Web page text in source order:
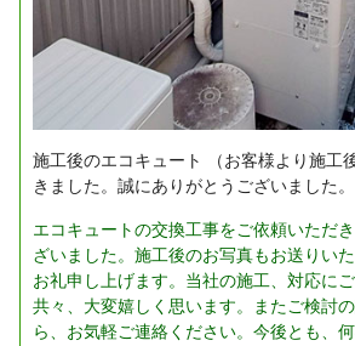
施工後のエコキュート
（お客様より施工
きました。誠にありがとうございました。
エコキュートの交換工事をご依頼いただ
ざいました。施工後のお写真もお送りい
お礼申し上げます。当社の施工、対応に
共々、大変嬉しく思います。またご検討
ら、お気軽ご連絡ください。今後とも、